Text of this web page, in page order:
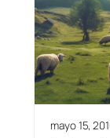
mayo 15,